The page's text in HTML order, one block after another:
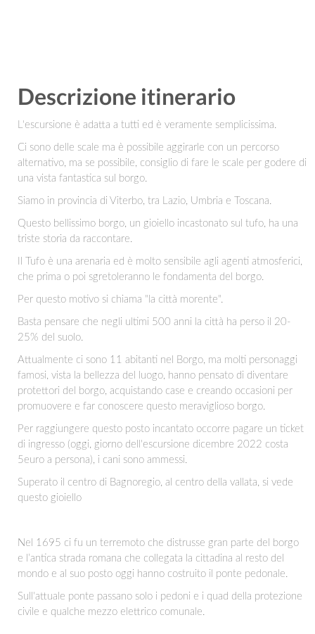
Descrizione itinerario
L'escursione è adatta a tutti ed è veramente semplicissima.
Ci sono delle scale ma è possibile aggirarle con un percorso
alternativo, ma se possibile, consiglio di fare le scale per godere di
una vista fantastica sul borgo.
Siamo in provincia di Viterbo, tra Lazio, Umbria e Toscana.
Questo bellissimo borgo, un gioiello incastonato sul tufo, ha una
triste storia da raccontare.
Il Tufo è una arenaria ed è molto sensibile agli agenti atmosferici,
che prima o poi sgretoleranno le fondamenta del borgo.
Per questo motivo si chiama "la città morente".
Basta pensare che negli ultimi 500 anni la città ha perso il 20-
25% del suolo.
Attualmente ci sono 11 abitanti nel Borgo, ma molti personaggi
famosi, vista la bellezza del luogo, hanno pensato di diventare
protettori del borgo, acquistando case e creando occasioni per
promuovere e far conoscere questo meraviglioso borgo.
Per raggiungere questo posto incantato occorre pagare un ticket
di ingresso (oggi, giorno dell'escursione dicembre 2022 costa
5euro a persona), i cani sono ammessi.
Superato il centro di Bagnoregio, al centro della vallata, si vede
questo gioiello
Nel 1695 ci fu un terremoto che distrusse gran parte del borgo
e l’antica strada romana che collegata la cittadina al resto del
mondo e al suo posto oggi hanno costruito il ponte pedonale.
Sull'attuale ponte passano solo i pedoni e i quad della protezione
civile e qualche mezzo elettrico comunale.